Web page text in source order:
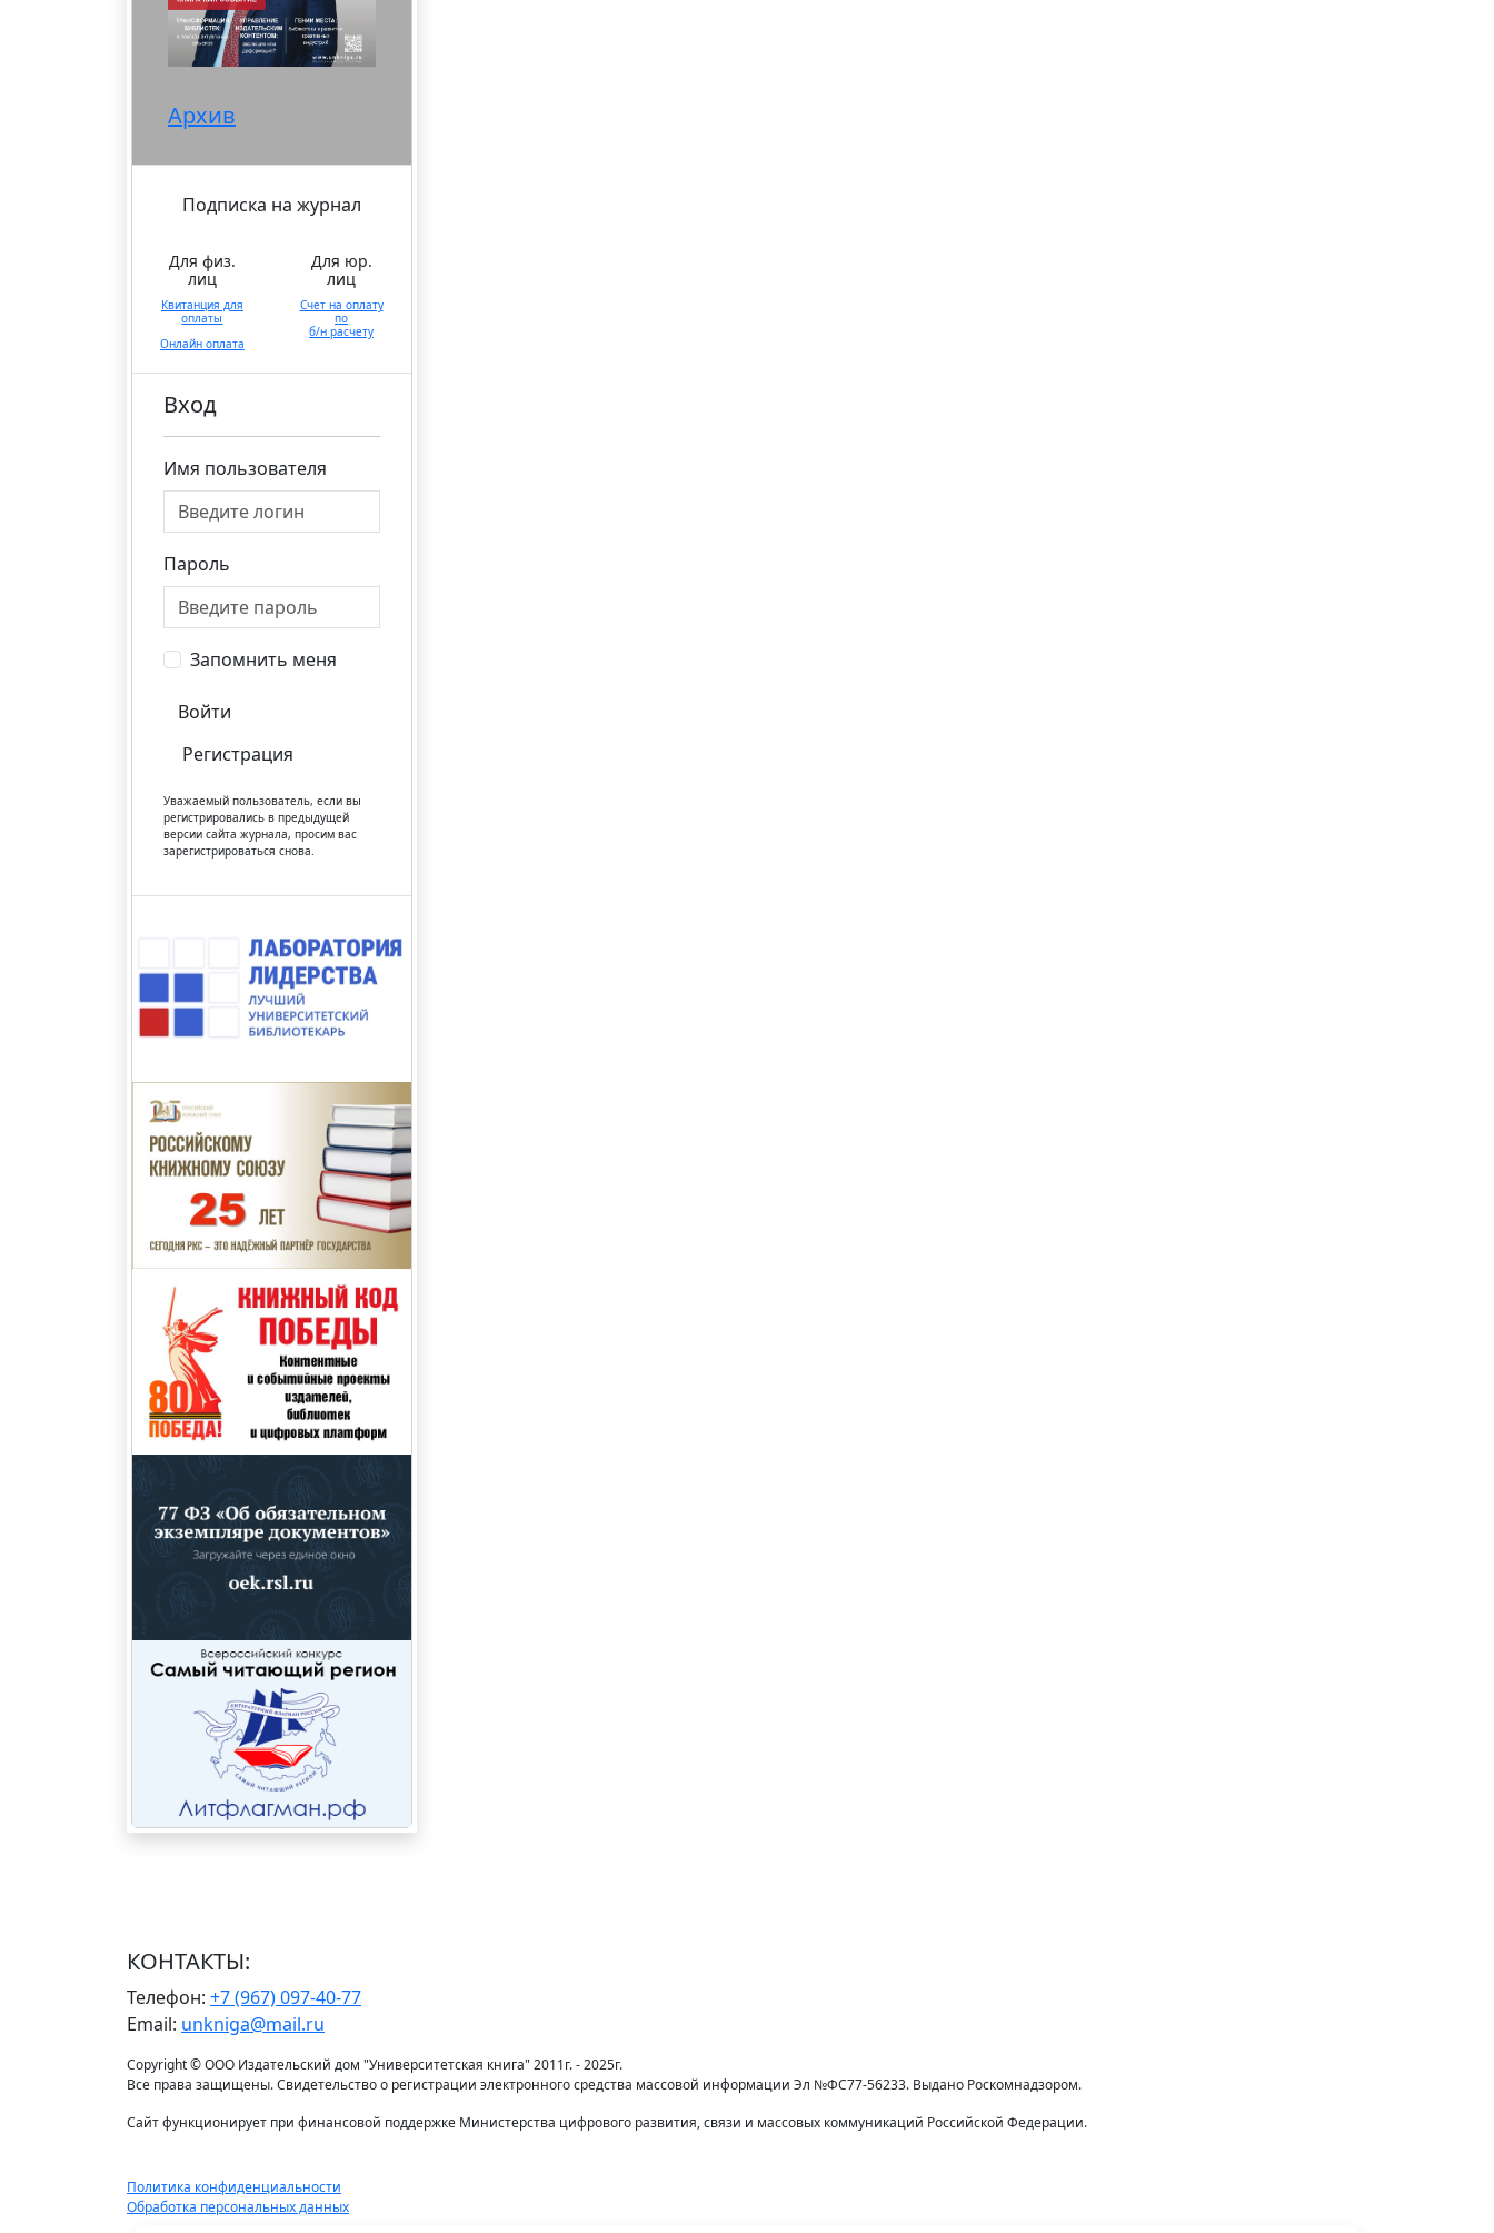
Архив
Подписка на журнал
Для физ.
лиц
Квитанция для
оплаты
Онлайн оплата
Для юр.
лиц
Счет на оплату
по
б/н расчету
Вход
Имя пользователя
Пароль
Запомнить меня
Войти
Регистрация
Уважаемый пользователь, если вы
регистрировались в предыдущей
версии сайта журнала, просим вас
зарегистрироваться снова.
КОНТАКТЫ:
Телефон: +7 (967) 097-40-77
Email: unkniga@mail.ru
Copyright © ООО Издательский дом "Университетская книга" 2011г. - 2025г.
Все права защищены. Свидетельство о регистрации электронного средства массовой информации Эл №ФС77-56233. Выдано Роскомнадзором.
Сайт функционирует при финансовой поддержке Министерства цифрового развития, связи и массовых коммуникаций Российской Федерации.
Политика конфиденциальности
Обработка персональных данных